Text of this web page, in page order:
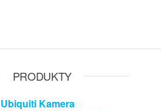
PRODUKTY
Ubiquiti Kamera